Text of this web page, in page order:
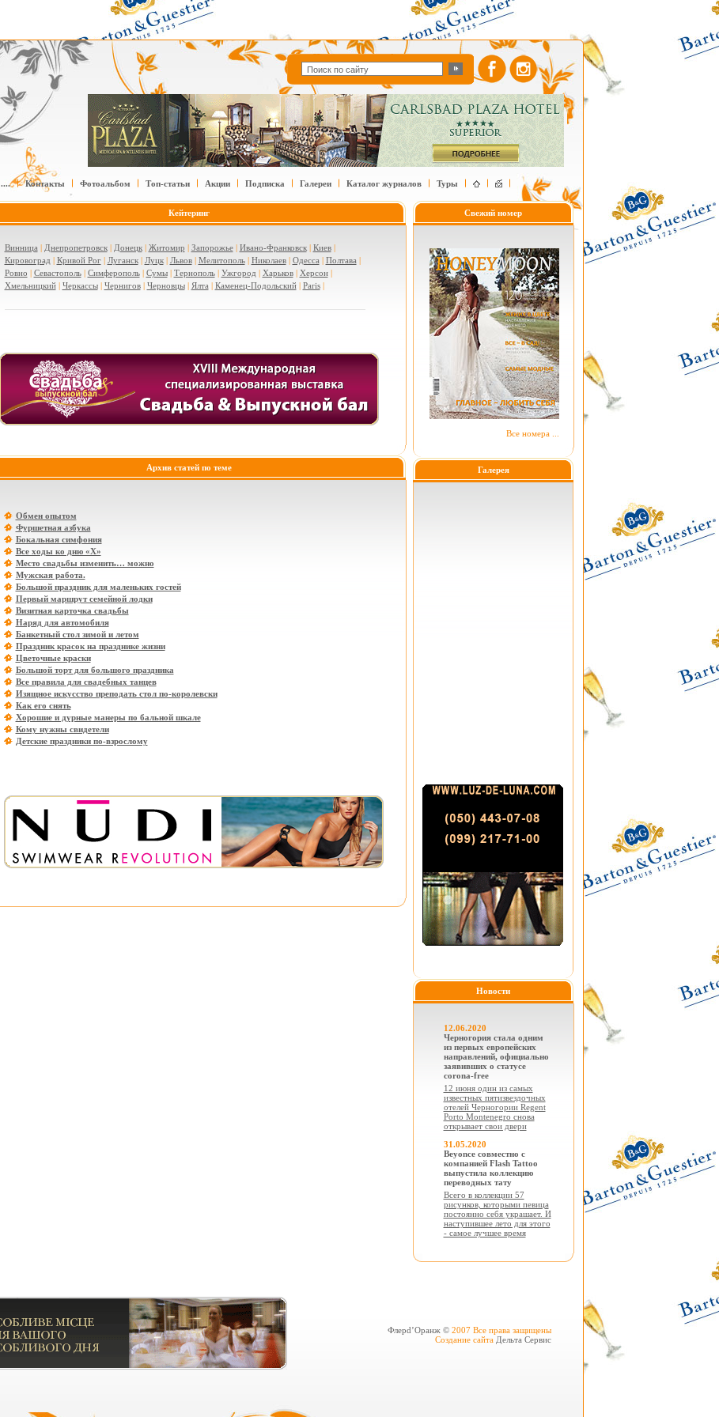
.... Контакты Фотоальбом Топ-статьи Акции Подписка Галереи Каталог журналов Туры
Кейтеринг
Винница | Днепропетровск| Донецк| Житомир | Запорожье| Ивано-Франковск| Киев|
Кировоград | Кривой Рог| Луганск| Луцк| Львов| Мелитополь| Николаев| Одесса | Полтава |
Ровно | Севастополь| Симферополь| Сумы| Тернополь| Ужгород | Харьков| Херсон|
Хмельницкий| Черкассы| Чернигов| Черновцы| Ялта | Каменец-Подольский| Paris|
Архив статей по теме
Обмен опытом
Фуршетная азбука
Бокальная симфония
Все ходы ко дню «Х»
Место свадьбы изменить… можно
Мужская работа.
Большой праздник для маленьких гостей
Первый маршрут семейной лодки
Визитная карточка свадьбы
Наряд для автомобиля
Банкетный стол зимой и летом
Праздник красок на празднике жизни
Цветочные краски
Большой торт для большого праздника
Все правила для свадебных танцев
Изящное искусство преподать стол по-королевски
Как его снять
Хорошие и дурные манеры по бальной шкале
Кому нужны свидетели
Детские праздники по-взрослому
Свежий номер
Все номера ...
Галерея
Новости
12.06.2020
Черногория стала одним
из первых европейских
направлений, официально
заявивших о статусе
corona-free
12 июня один из самых
известных пятизвездочных
отелей Черногории Regent
Porto Montenegro снова
открывает свои двери
31.05.2020
Beyonce совместно с
компанией Flash Tattoo
выпустила коллекцию
переводных тату
Всего в коллекции 57
рисунков, которыми певица
постоянно себя украшает. И
наступившее лето для этого
- самое лучшее время
Флерd’Оранж © 2007 Все права защищены
Создание сайта Дельта Сервис